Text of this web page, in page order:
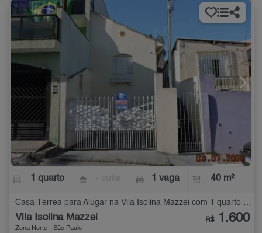
1 quarto 1 vaga 40 m²
Casa Térrea para Alugar na Vila Isolina Mazzei com 1 quarto - 40 m²
Vila Isolina Mazzei
Zona Norte - São Paulo
R$ 1.600